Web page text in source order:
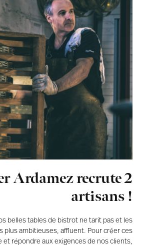
Ardamez recrute 2
artisans !
belles tables de bistrot ne tarit pas et les
plus ambitieuses, affluent. Pour créer ces
et répondre aux exigences de nos clients,